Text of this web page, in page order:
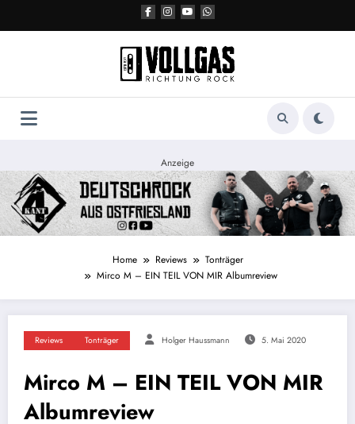
Anzeige
Home Reviews
Tonträger
Mirco M – EIN TEIL VON MIR Albumreview
Reviews Tonträger Holger Haussmann 5. Mai 2020
Mirco M – EIN TEIL VON MIR
Albumreview